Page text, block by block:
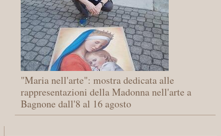
"Maria nell'arte": mostra dedicata alle
rappresentazioni della Madonna nell'arte a
Bagnone dall'8 al 16 agosto